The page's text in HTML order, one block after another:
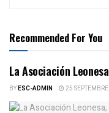
Recommended For You
La Asociación
BYESC-ADMIN 25